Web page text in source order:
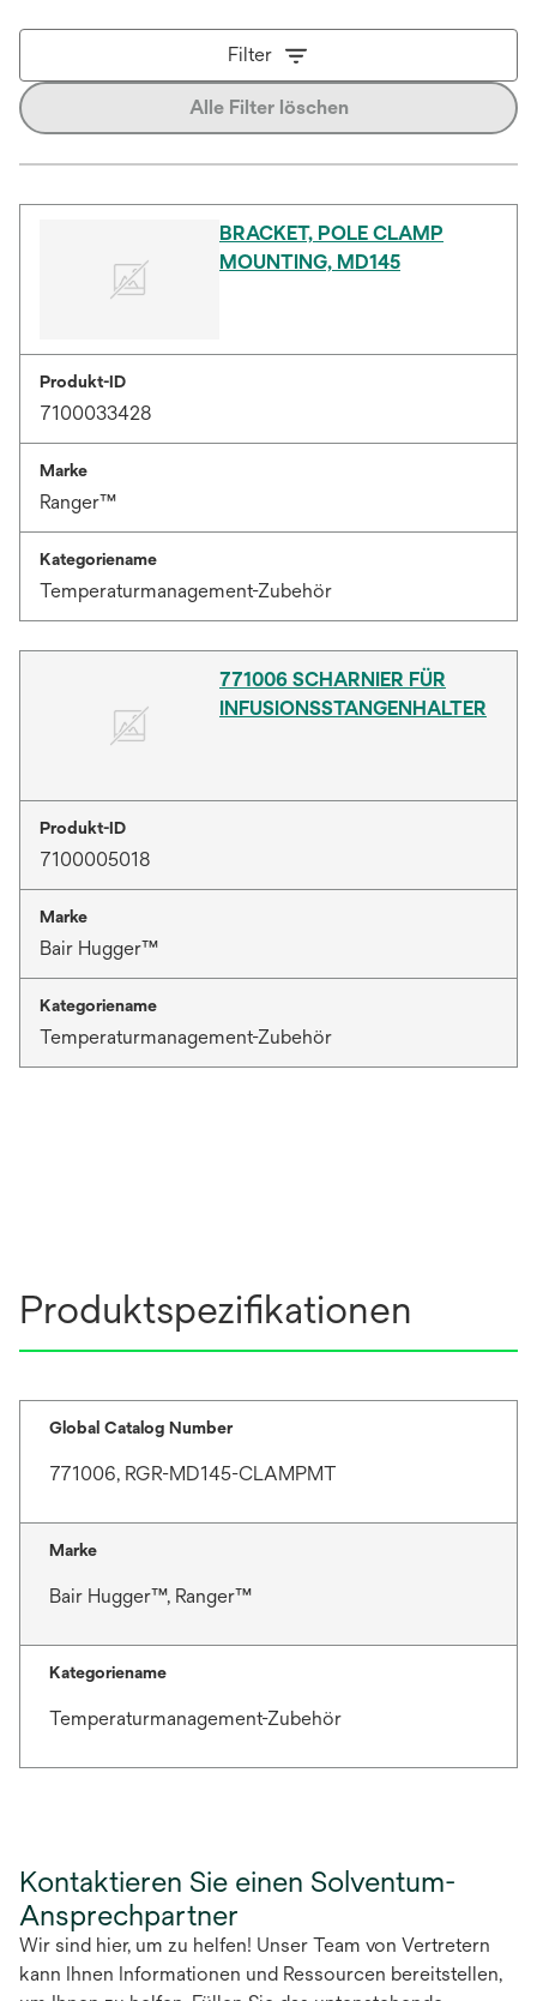
Filter
Alle Filter löschen
BRACKET, POLE CLAMP
MOUNTING, MD145
Produkt-ID
7100033428
Marke
Ranger™
Kategoriename
Temperaturmanagement-Zubehör
771006 SCHARNIER FÜR
INFUSIONSSTANGENHALTER
Produkt-ID
7100005018
Marke
Bair Hugger™
Kategoriename
Temperaturmanagement-Zubehör
Produktspezifikationen
Global Catalog Number
771006, RGR-MD145-CLAMPMT
Marke
Bair Hugger™, Ranger™
Kategoriename
Temperaturmanagement-Zubehör
Kontaktieren Sie einen Solventum-
Ansprechpartner
Wir sind hier, um zu helfen! Unser Team von Vertretern
kann Ihnen Informationen und Ressourcen bereitstellen,